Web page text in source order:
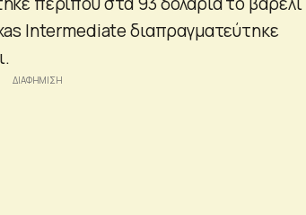
Intermediate διαπραγματεύτηκε